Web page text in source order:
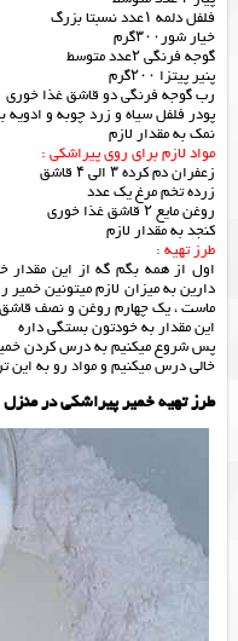
فلفل دلمه ۱عدد نسبتا بزرگ
خیار شور۳۰۰گرم
گوجه فرنگی ۲عدد متوسط
پنیر پیتزا ۲۰۰گرم
رب گوجه فرنگی دو قاشق غذا خوری
پودر فلفل سیاه و زرد چوبه و ادویه
نمک به مقدار لازم
مواد لازم برای روی پیراشکی :
زعفران دم کرده ۳ الی ۴ قاشق
زرده تخم مرغ یک عدد
روغن مایع ۲ قاشق غذا خوری
کنجد به مقدار لازم
طرز تهیه :
دارین به میزان لازم میتونین خمیر
ماست ، یک چهارم روغن و نصف قاشق
این مقدار به خودتون بستگی داره
پس شروع میکنیم به درس کردن
خالی درس میکنیم و مواد رو به این
طرز تهیه خمیر پیراشکی در منزل